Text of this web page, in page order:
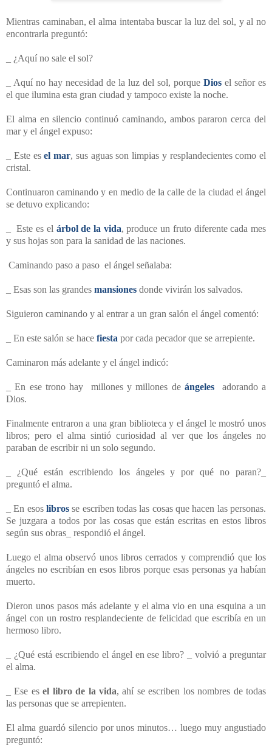
Mientras caminaban, el alma intentaba buscar la luz del sol, y al no
encontrarla preguntó:
_ ¿Aquí no sale el sol?
_ Aquí no hay necesidad de la luz del sol, porque Dios el señor es
el que ilumina esta gran ciudad y tampoco existe la noche.
El alma en silencio continuó caminando, ambos pararon cerca del
mar y el ángel expuso:
_ Este esel mar, sus aguas son limpias y resplandecientes como el
cristal.
Continuaron caminando y en medio de la calle de la ciudad el ángel
se detuvo explicando:
_ Este es el árbol de la vida, produce un fruto diferente cada mes
y sus hojas son para la sanidad de las naciones.
Caminando paso a paso el ángel señalaba:
_ Esas son las grandes mansiones donde vivirán los salvados.
Siguieron caminando y al entrar a un gran salón el ángel comentó:
_ En este salón se hace fiesta por cada pecador que se arrepiente.
Caminaron más adelante y el ángel indicó:
_ En ese trono hay millones y millones deángeles adorando a
Dios.
Finalmente entraron a una gran biblioteca y el ángel le mostró unos
libros; pero el alma sintió curiosidad al ver que los ángeles no
paraban de escribir ni un solo segundo.
_ ¿Qué están escribiendo los ángeles y por qué no paran?_
preguntó el alma.
_ En esos libros se escriben todas las cosas que hacen las personas.
Se juzgara a todos por las cosas que están escritas en estos libros
según sus obras­_ respondió el ángel.
Luego el alma observó unos libros cerrados y comprendió que los
ángeles no escribían en esos libros porque esas personas ya habían
muerto.
Dieron unos pasos más adelante y el alma vio en una esquina a un
ángel con un rostro resplandeciente de felicidad que escribía en un
hermoso libro.
_ ¿Qué está escribiendo el ángel en ese libro? _ volvió a preguntar
el alma.
_ Ese esel libro de la vida, ahí se escriben los nombres de todas
las personas que se arrepienten.
El alma guardó silencio por unos minutos… luego muy angustiado
preguntó: